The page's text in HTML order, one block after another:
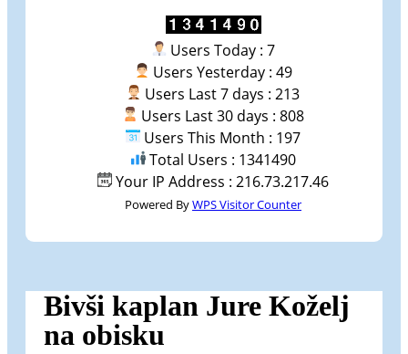
Users Today : 7
Users Yesterday : 49
Users Last 7 days : 213
Users Last 30 days : 808
Users This Month : 197
Total Users : 1341490
Your IP Address : 216.73.217.46
Powered ByWPS Visitor Counter
Bivši kaplan Jure Koželj
na obisku